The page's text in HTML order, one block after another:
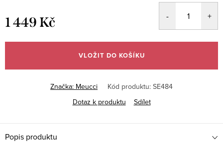
1 449 Kč
cena:
VLOŽIT DO KOŠÍKU
Značka: Meucci Kód produktu: SE484
Dotaz k produktu
Sdílet
Popis produktu